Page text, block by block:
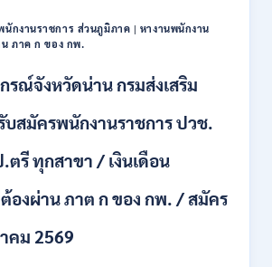
.ตรี
ลาย
งิน
17700
อง
นักงานราชการ ส่วนภูมิภาค | หางานพนักงาน
น ภาค ก ของ กพ.
รณ์จังหวัดน่าน กรมส่งเสริม
สมัครพนักงานราชการ ปวช.
รี ทุกสาขา / เงินเดือน
องผ่าน ภาต ก ของ กพ. / สมัคร
คม 2569